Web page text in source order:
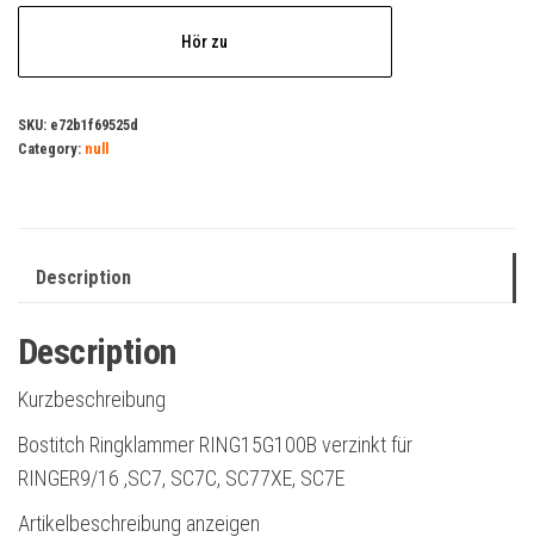
Hör zu
SKU: e72b1f69525d
Category: null
Description
Description
Kurzbeschreibung
Bostitch Ringklammer RING15G100B verzinkt für
RINGER9/16 ,SC7, SC7C, SC77XE, SC7E
Artikelbeschreibung anzeigen